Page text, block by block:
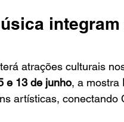
atrações culturais
e 13 de junho, a mostra
artísticas, conectando